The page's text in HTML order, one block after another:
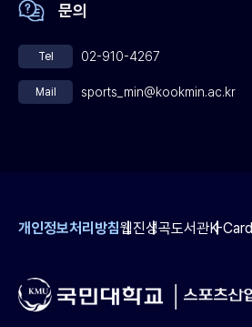
개인정보처리방침웹진성곡도서관K-Card
문의
Tel 02-910-4267
Mail sports_min@kookmin.ac.kr